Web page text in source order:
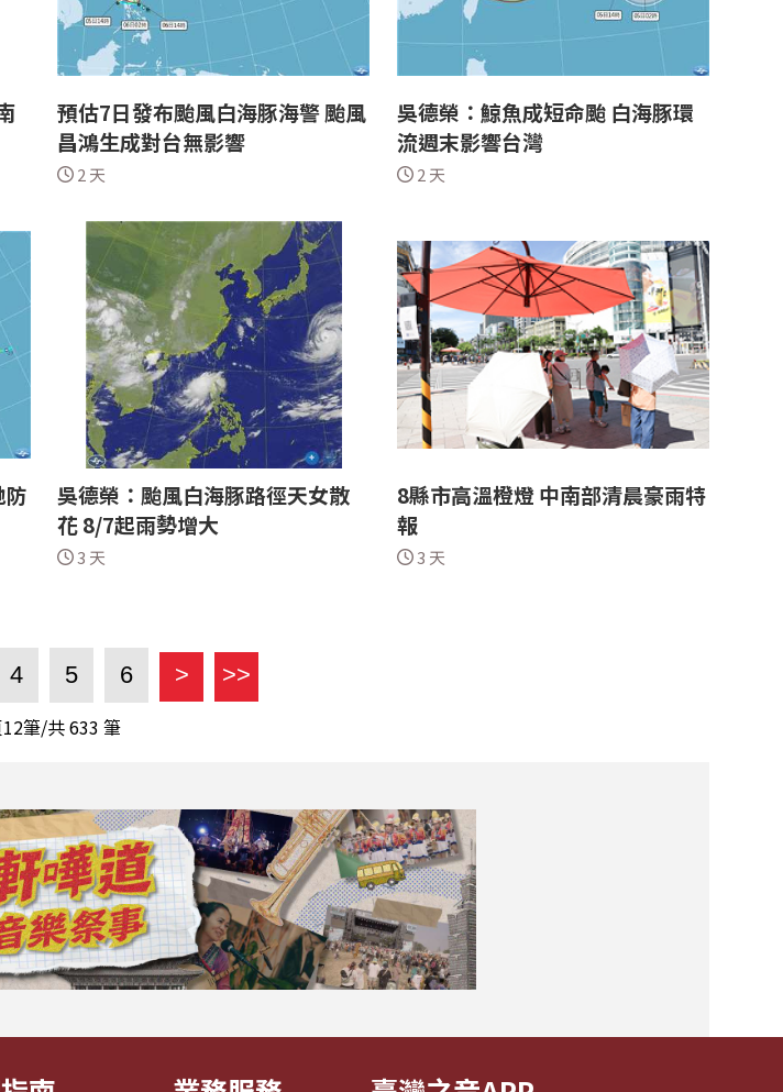
預估7日發布颱風白海豚海警 颱風
昌鴻生成對台無影響
2 天
吳德榮：鯨魚成短命颱 白海豚環
流週末影響台灣
2 天
防
吳德榮：颱風白海豚路徑天女散
花 8/7起雨勢增大
3 天
8縣市高溫橙燈 中南部清晨豪雨特
報
3 天
4 5 6 > >>
筆/共633 筆